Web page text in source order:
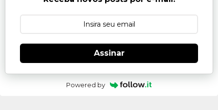
Assinar
Powered by